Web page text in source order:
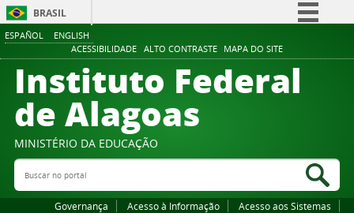
ESPAÑOL ENGLISH
ACESSIBILIDADE ALTO CONTRASTE MAPA DO SITE
BRASIL
Comunica BR
Participe
Canais
Instituto Federal
de Alagoas
MINISTÉRIO DA EDUCAÇÃO
Buscar no portal
Governança Acesso à Informação
Acesso aos Sistemas